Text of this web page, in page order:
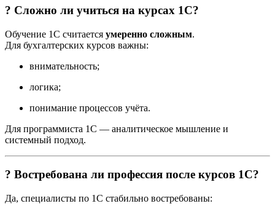
? Сложно ли учиться на курсах 1С?
Обучение 1С считается умеренно сложным.
Для бухгалтерских курсов важны:
внимательность;
логика;
понимание процессов учёта.
Для программиста 1С — аналитическое мышление и
системный подход.
? Востребована ли профессия после курсов 1С?
Да, специалисты по 1С стабильно востребованы: